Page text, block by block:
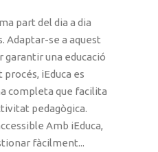
part del dia a dia
Adaptar-se a aquest
garantir una educació
iEduca es
completa que facilita
pedagògica.
Amb iEduca,
fàcilment...